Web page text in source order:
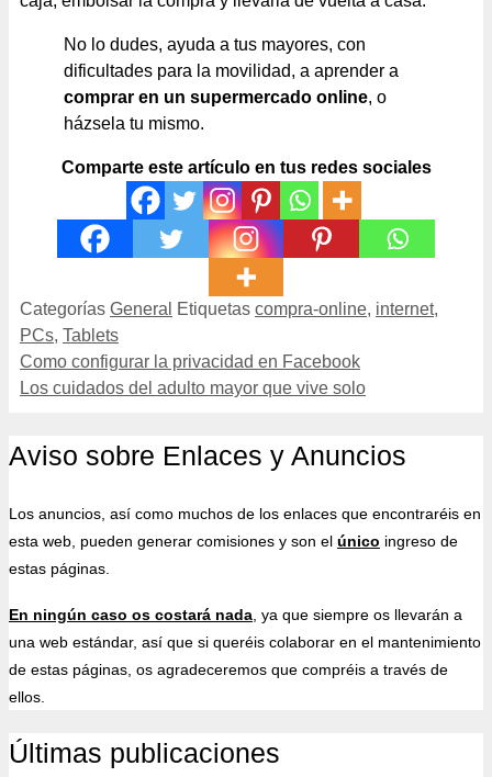
No lo dudes, ayuda a tus mayores, con
dificultades para la movilidad, a aprender a
comprar en un supermercado online, o
házsela tu mismo.
Comparte este artículo en tus redes sociales
Categorías General Etiquetas compra-online, internet,
PCs, Tablets
Como configurar la privacidad en Facebook
Los cuidados del adulto mayor que vive solo
Aviso sobre Enlaces y Anuncios
Los anuncios, así como muchos de los enlaces que encontraréis en
esta web, pueden generar comisiones y son el único ingreso de
estas páginas.
En ningún caso os costará nada , ya que siempre os llevarán a
una web estándar, así que si queréis colaborar en el mantenimiento
de estas páginas, os agradeceremos que compréis a través de
ellos.
Últimas publicaciones